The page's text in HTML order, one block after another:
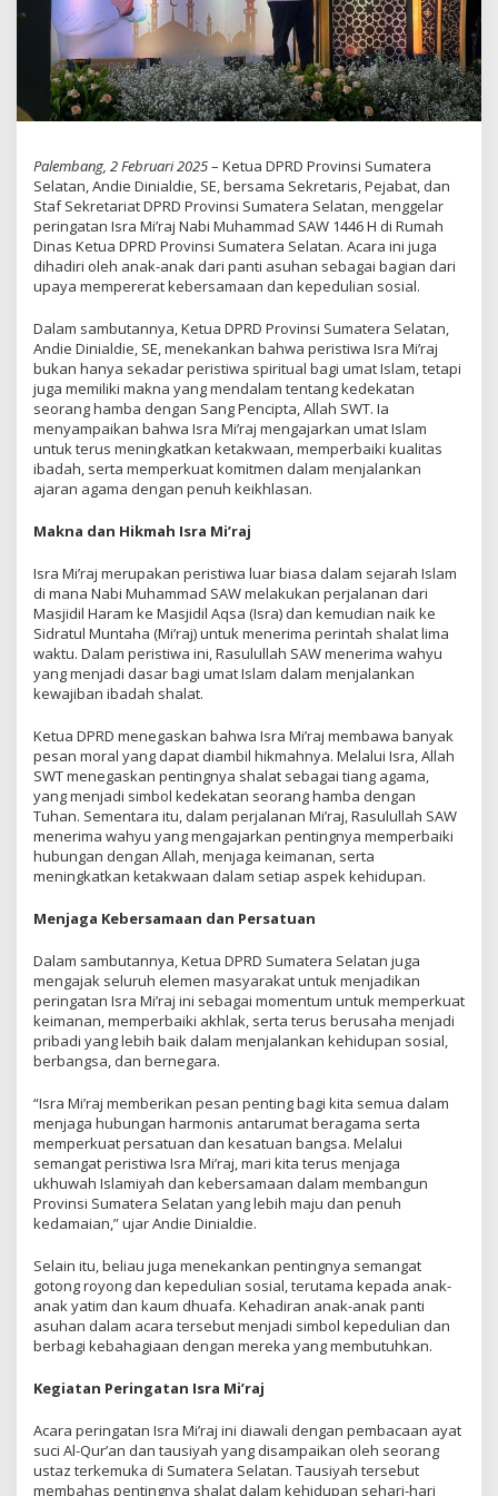
Palembang, 2 Februari 2025– Ketua DPRD Provinsi Sumatera
Selatan, Andie Dinialdie, SE, bersama Sekretaris, Pejabat, dan
Staf Sekretariat DPRD Provinsi Sumatera Selatan, menggelar
peringatan Isra Mi’raj Nabi Muhammad SAW 1446 H di Rumah
Dinas Ketua DPRD Provinsi Sumatera Selatan. Acara ini juga
dihadiri oleh anak-anak dari panti asuhan sebagai bagian dari
upaya mempererat kebersamaan dan kepedulian sosial.
Dalam sambutannya, Ketua DPRD Provinsi Sumatera Selatan,
Andie Dinialdie, SE, menekankan bahwa peristiwa Isra Mi’raj
bukan hanya sekadar peristiwa spiritual bagi umat Islam, tetapi
juga memiliki makna yang mendalam tentang kedekatan
seorang hamba dengan Sang Pencipta, Allah SWT. Ia
menyampaikan bahwa Isra Mi’raj mengajarkan umat Islam
untuk terus meningkatkan ketakwaan, memperbaiki kualitas
ibadah, serta memperkuat komitmen dalam menjalankan
ajaran agama dengan penuh keikhlasan.
Makna dan Hikmah Isra Mi’raj
Isra Mi’raj merupakan peristiwa luar biasa dalam sejarah Islam
di mana Nabi Muhammad SAW melakukan perjalanan dari
Masjidil Haram ke Masjidil Aqsa (Isra) dan kemudian naik ke
Sidratul Muntaha (Mi’raj) untuk menerima perintah shalat lima
waktu. Dalam peristiwa ini, Rasulullah SAW menerima wahyu
yang menjadi dasar bagi umat Islam dalam menjalankan
kewajiban ibadah shalat.
Ketua DPRD menegaskan bahwa Isra Mi’raj membawa banyak
pesan moral yang dapat diambil hikmahnya. Melalui Isra, Allah
SWT menegaskan pentingnya shalat sebagai tiang agama,
yang menjadi simbol kedekatan seorang hamba dengan
Tuhan. Sementara itu, dalam perjalanan Mi’raj, Rasulullah SAW
menerima wahyu yang mengajarkan pentingnya memperbaiki
hubungan dengan Allah, menjaga keimanan, serta
meningkatkan ketakwaan dalam setiap aspek kehidupan.
Menjaga Kebersamaan dan Persatuan
Dalam sambutannya, Ketua DPRD Sumatera Selatan juga
mengajak seluruh elemen masyarakat untuk menjadikan
peringatan Isra Mi’raj ini sebagai momentum untuk memperkuat
keimanan, memperbaiki akhlak, serta terus berusaha menjadi
pribadi yang lebih baik dalam menjalankan kehidupan sosial,
berbangsa, dan bernegara.
“Isra Mi’raj memberikan pesan penting bagi kita semua dalam
menjaga hubungan harmonis antarumat beragama serta
memperkuat persatuan dan kesatuan bangsa. Melalui
semangat peristiwa Isra Mi’raj, mari kita terus menjaga
ukhuwah Islamiyah dan kebersamaan dalam membangun
Provinsi Sumatera Selatan yang lebih maju dan penuh
kedamaian,” ujar Andie Dinialdie.
Selain itu, beliau juga menekankan pentingnya semangat
gotong royong dan kepedulian sosial, terutama kepada anak-
anak yatim dan kaum dhuafa. Kehadiran anak-anak panti
asuhan dalam acara tersebut menjadi simbol kepedulian dan
berbagi kebahagiaan dengan mereka yang membutuhkan.
Kegiatan Peringatan Isra Mi’raj
Acara peringatan Isra Mi’raj ini diawali dengan pembacaan ayat
suci Al-Qur’an dan tausiyah yang disampaikan oleh seorang
ustaz terkemuka di Sumatera Selatan. Tausiyah tersebut
membahas pentingnya shalat dalam kehidupan sehari-hari